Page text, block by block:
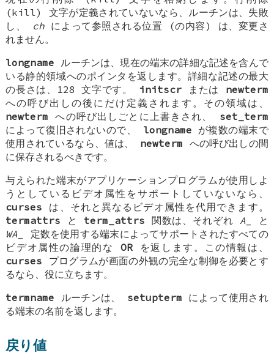
(kill) 文字が定義されていないなら、ルーチンは、失敗
し、
chによって参照される位置 (の内容) は、変更さ
れません。
longname ルーチンは、現在の端末の詳細な記述を含んで
いる静的領域へのポインタを返します。詳細な記述の最大
の長さは、128 文字です。 initscr または newterm
への呼び出しの後にだけ定義されます。その領域は、
newterm への呼び出しごとに上書きされ、 set_term
によって復旧されないので、 longname が複数の端末で
使用されているなら、値は、 newterm への呼び出しの間
に保存されるべきです。
与えられた端末がアプリケーションプログラムが使用しよ
うとしているビデオ属性をサポートしていないなら、
curses は、それと異なるビデオ属性を代用できます。
termattrs と term_attrs 関数は、それぞれ A_
と
WA_
定数を使用する端末によってサポートされたすべての
ビデオ属性の論理的なOR を返します。この情報は、
curses プログラムが画面の外観の完全な制御を必要とす
るなら、役に立ちます。
termname ルーチンは、 setupterm によって使用され
る端末の名前を返します。
戻り値